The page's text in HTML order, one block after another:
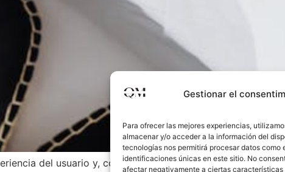
Gestionar el
Para ofrecer las mejores experiencias,
almacenar y/o acceder a la información del
tecnologías nos permitirá procesar datos
identificaciones únicas en este sitio. No
afectar negativamente a ciertas
del usuario y, como consecuencia, en la toma de